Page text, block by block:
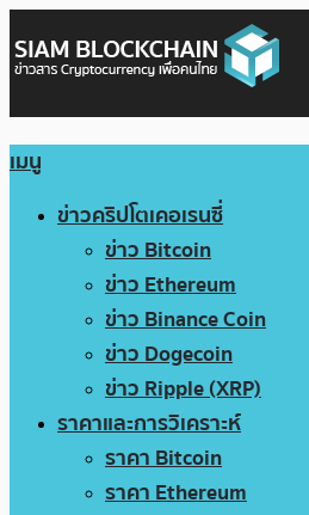
เมนู
ข่าวคริปโตเคอเรนซี่
ข่าว Bitcoin
ข่าว Ethereum
ข่าว Binance Coin
ข่าว Dogecoin
ข่าว Ripple (XRP)
ราคาและการวิเคราะห์
ราคา Bitcoin
ราคา Ethereum